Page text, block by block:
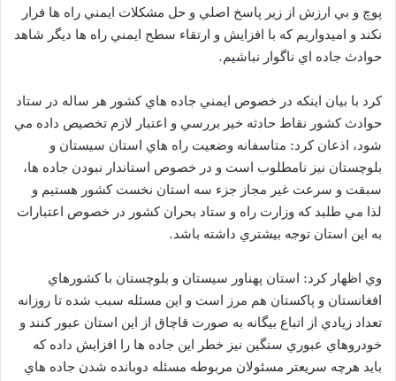
پوچ و بي ارزش از زير پاسخ اصلي و حل مشكلات ايمني راه ها فرار
نكند و اميدواريم كه با افزايش و ارتقاء سطح ايمني راه ها ديگر شاهد
حوادث جاده اي ناگوار نباشيم.
كرد با بيان اينكه در خصوص ايمني جاده هاي كشور هر ساله در ستاد
حوادث كشور نقاط حادثه خير بررسي و اعتبار لازم تخصيص داده مي
شود، اذعان كرد: متاسفانه وضعيت راه هاي استان سيستان و
بلوچستان نيز نامطلوب است و در خصوص استاندار نبودن جاده ها،
سبقت و سرعت غير مجاز جزء سه استان نخست كشور هستيم و
لذا مي طلبد كه وزارت راه و ستاد بحران كشور در خصوص اعتبارات
به اين استان توجه بيشتري داشته باشد.
وي اظهار كرد: استان پهناور سيستان و بلوچستان با كشورهاي
افغانستان و پاكستان هم مرز است و اين مسئله سبب شده تا روزانه
تعداد زيادي از اتباع بيگانه به صورت قاچاق از اين استان عبور كنند و
خودروهاي عبوري سنگين نيز خطر اين جاده ها را افزايش داده كه
بايد هرچه سريعتر مسئولان مربوطه مسئله دوبانده شدن جاده هاي